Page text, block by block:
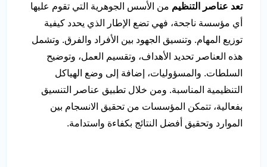
تعد عناصر التنظيم من الأسس الجوهرية التي تقوم عليها
أي مؤسسة ناجحة، فهي تضع الإطار الذي يحدد كيفية
توزيع المهام. وتنسيق الجهود بين الأفراد والفرق. وتشمل
هذه العناصر تحديد الأهداف، وتقسيم العمل، وتوضيح
السلطات. والمسؤوليات، إضافة إلى وضع الهياكل
التنظيمية المناسبة. ومن خلال تطبيق عناصر التنسيق
بفعالية، تتمكن المؤسسات من تحقيق الانسجام بين
الموارد وتحقيق أفضل النتائج بكفاءة واستدامة.